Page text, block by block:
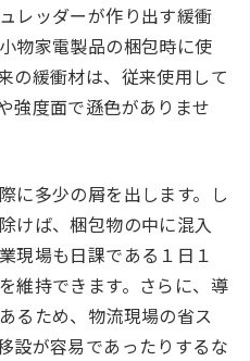
レッダーが作り出す緩衝
物家電製品の梱包時に使
の緩衝材は、従来使用して
強度面で遜色がありませ
に多少の屑を出します。し
けば、梱包物の中に混入
現場も日課である１日１
維持できます。さらに、導
るため、物流現場の省ス
設が容易であったりするな